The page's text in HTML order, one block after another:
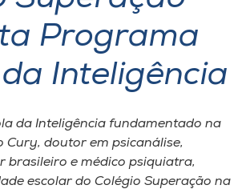
Estudante
Programa
Inteligência
da Inteligência fundamentado na
Cury, doutor em psicanálise,
brasileiro e médico psiquiatra,
escolar do Colégio Superação na